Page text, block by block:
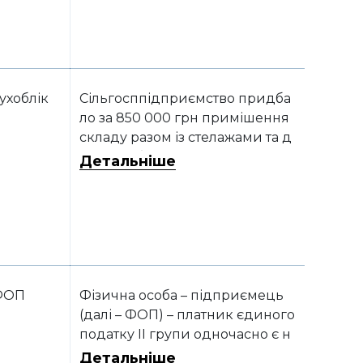
Сільгосппідприємство придба
ло за 850 000 грн примішення
складу разом із стелажами та д
еяким обладнанням. В акті при
и такі активи?
Детальніше
Фізична особа – підприємець
(далі – ФОП) – платник єдиного
податку II групи одночасно є н
айманим працівником за суміс
Детальніше